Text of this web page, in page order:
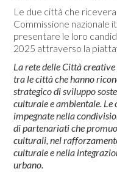
Le due città che
Commissione nazionale
presentare le loro
2025 attraverso la
La rete delle Città
tra le città che hanno
strategico di sviluppo
culturale e ambientale. Le
impegnate nella
di partenariati che
culturali, nel
culturale e nella
urbano.